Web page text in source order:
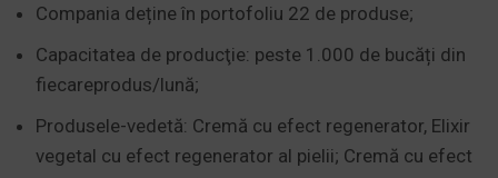
Compania deține în portofoliu 22 de produse;
Capacitatea de producţie: peste 1.000 de bucăți din
fiecareprodus/lună;
Produsele-vedetă: Cremă cu efect regenerator, Elixir
vegetal cu efect regenerator al pielii; Cremă cu efect